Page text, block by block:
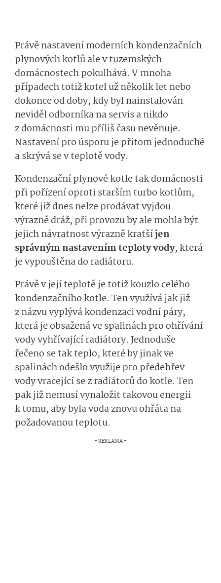
Právě nastavení moderních kondenzačních
plynových kotlů ale v tuzemských
domácnostech pokulhává. V mnoha
případech totiž kotel už několik let nebo
dokonce od doby, kdy byl nainstalován
neviděl odborníka na servis a nikdo
z domácnosti mu příliš času nevěnuje.
Nastavení pro úsporu je přitom jednoduché
a skrývá se v teplotě vody.
Kondenzační plynové kotle tak domácnosti
při pořízení oproti starším turbo kotlům,
které již dnes nelze prodávat vyjdou
výrazně dráž, při provozu by ale mohla být
jejich návratnost výrazně kratšíjen
správným nastavením teploty vody, která
je vypouštěna do radiátoru.
Právě v její teplotě je totiž kouzlo celého
kondenzačního kotle. Ten využívá jak již
z názvu vyplývá kondenzaci vodní páry,
která je obsažená ve spalinách pro ohřívání
vody vyhřívající radiátory. Jednoduše
řečeno se tak teplo, které by jinak ve
spalinách odešlo využije pro předehřev
vody vracející se z radiátorů do kotle. Ten
pak již nemusí vynaložit takovou energii
k tomu, aby byla voda znovu ohřáta na
požadovanou teplotu.